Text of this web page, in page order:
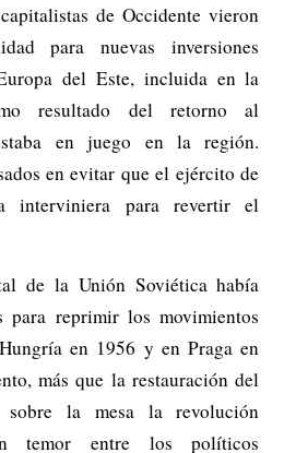
de Occidente vieron
para nuevas inversiones
del Este, incluida en la
resultado del retorno al
en juego en la región.
en evitar que el ejército de
interviniera para revertir el
de la Unión Soviética había
para reprimir los movimientos
en 1956 y en Praga en
más que la restauración del
sobre la mesa la revolución
temor entre los políticos